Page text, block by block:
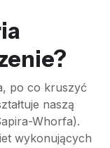
po co kruszyć
naszą
Whorfa).
wykonujących